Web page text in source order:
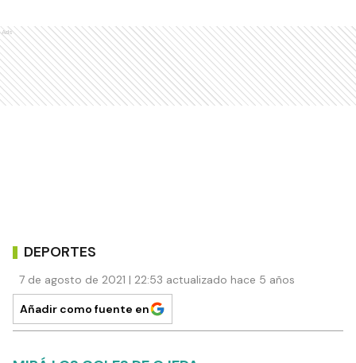
Ads
DEPORTES
7 de agosto de 2021 | 22:53 actualizado hace 5 años
Añadir como fuente en